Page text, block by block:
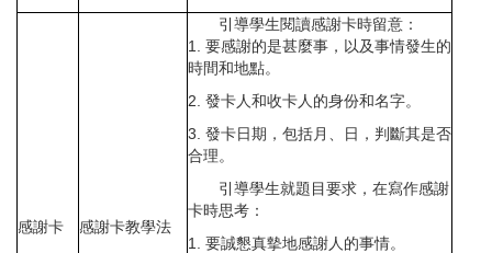
感謝卡 感謝卡教學法
引導學生閱讀感謝卡時留意：
1. 要感謝的是甚麼事，以及事情發生的
時間和地點。
2. 發卡人和收卡人的身份和名字。
3. 發卡日期，包括月、日，判斷其是否
合理。
引導學生就題目要求，在寫作感謝
卡時思考：
1. 要誠懇真摰地感謝人的事情。